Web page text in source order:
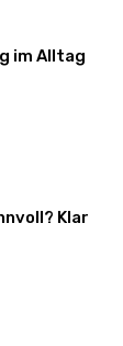
im Alltag
Klar